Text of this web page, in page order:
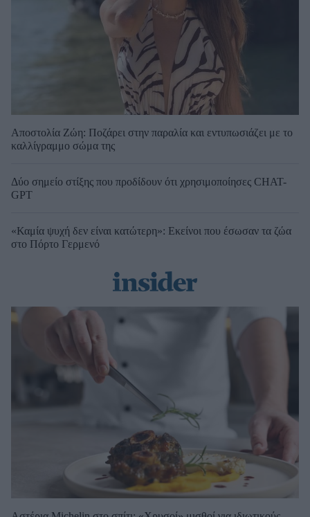
Αποστολία Ζώη: Ποζάρει στην παραλία και εντυπωσιάζει με το
καλλίγραμμο σώμα της
Δύο σημείο στίξης που προδίδουν ότι χρησιμοποίησες CHAT-
GPT
«Καμία ψυχή δεν είναι κατώτερη»: Εκείνοι που έσωσαν τα ζώα
στο Πόρτο Γερμενό